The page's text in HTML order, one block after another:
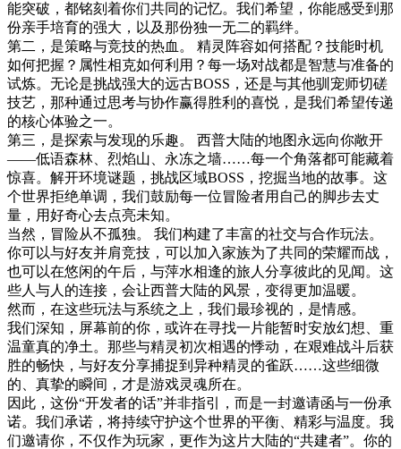
能突破，都铭刻着你们共同的记忆。我们希望，你能感受到那
份亲手培育的强大，以及那份独一无二的羁绊。
第二，是策略与竞技的热血。 精灵阵容如何搭配？技能时机
如何把握？属性相克如何利用？每一场对战都是智慧与准备的
试炼。无论是挑战强大的远古BOSS，还是与其他驯宠师切磋
技艺，那种通过思考与协作赢得胜利的喜悦，是我们希望传递
的核心体验之一。
第三，是探索与发现的乐趣。 西普大陆的地图永远向你敞开
——低语森林、烈焰山、永冻之墙……每一个角落都可能藏着
惊喜。解开环境谜题，挑战区域BOSS，挖掘当地的故事。这
个世界拒绝单调，我们鼓励每一位冒险者用自己的脚步去丈
量，用好奇心去点亮未知。
当然，冒险从不孤独。 我们构建了丰富的社交与合作玩法。
你可以与好友并肩竞技，可以加入家族为了共同的荣耀而战，
也可以在悠闲的午后，与萍水相逢的旅人分享彼此的见闻。这
些人与人的连接，会让西普大陆的风景，变得更加温暖。
然而，在这些玩法与系统之上，我们最珍视的，是情感。
我们深知，屏幕前的你，或许在寻找一片能暂时安放幻想、重
温童真的净土。那些与精灵初次相遇的悸动，在艰难战斗后获
胜的畅快，与好友分享捕捉到异种精灵的雀跃……这些细微
的、真挚的瞬间，才是游戏灵魂所在。
因此，这份“开发者的话”并非指引，而是一封邀请函与一份承
诺。我们承诺，将持续守护这个世界的平衡、精彩与温度。我
们邀请你，不仅作为玩家，更作为这片大陆的“共建者”。你的